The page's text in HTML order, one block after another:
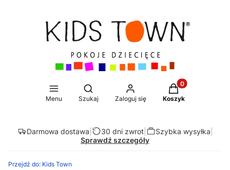
Menu
Otwórz wyszukiwarkę
Szukaj Zaloguj się
Produkty w
Koszyk
Darmowa dostawa 30 dni zwrot| Szybka wysyłka
Sprawdź szczegóły
Przejdź do: Kids Town